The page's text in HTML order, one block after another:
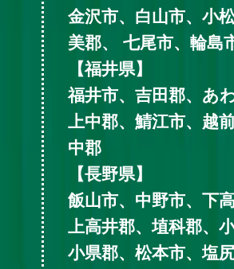
金沢市、白山市、小
美郡、 七尾市、輪島
【福井県】
福井市、吉田郡、あ
上中郡、鯖江市、越
中郡
【長野県】
飯山市、中野市、下
上高井郡、埴科郡、
小県郡、松本市、塩